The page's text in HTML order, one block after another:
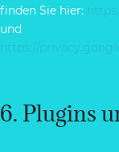
finden Sie hier:
und
https://
6. Plugins